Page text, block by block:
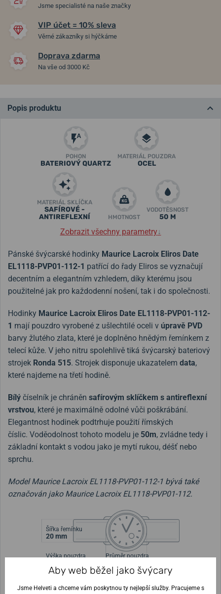
Jsme specialisté na naše značky
VIP účet = 10% sleva
Věrné zákazníky si hýčkáme
Doprava zdarma
Na vše od 3000 Kč
Popis produktu
POHON
BATERIOVÝ QUARTZ
MATERIÁL POUZDRA
OCEL
MATERIÁL SKLÍČKA
SAFÍROVÉ -
ANTIREFLEXNÍ
HMOTNOST
VODOTĚSNOST
50 M
Zobrazit všechny parametry↓
Pánské švýcarské hodinky Maurice Lacroix Eliros Date
EL1118-PVP01-112-1 patřící do řady Eliros se vyznačují
decentním a elegantním vzhledem, díky kterému jsou
použitelné jak pro každodenní nošení, tak i do společnosti.
Hodinky Maurice Lacroix Eliros Date EL1118-PVP01-112-
1 mají pouzdro vyrobené z ušlechtilé oceli v úpravě PVD
barvy žlutého zlata, které je doplněno hnědým řemínkem z
telecí kůže. V jeho nitru spolehlivě tiká švýcarský bateriový
strojek Ronda 515. Strojek disponuje ukazatelem data,
které najdeme na třetí hodině.
Bílý číselník je chráněn safírovým sklíčkem s antireflexní
vrstvou, které je maximálně odolné vůči poškrábání.
Elegantnost hodinek podtrhuje použití římských
číslic. Voděodolnost tohoto modelu je 50m, zvládne tedy i
základní kontakt s vodou jako je mytí rukou, déšť nebo
sprchu.
Model Maurice Lacroix EL1118-PVP01-112-1 bývá také
označován jako Maurice Lacroix EL1118-PVP01-112.
Šířka řemínku
20 mm
Výška pouzdra Průměr pouzdra
Aby web běžel jako švýcary
Jsme Helveti a chceme vám poskytnou ty nejlepší služby. Pracujeme s